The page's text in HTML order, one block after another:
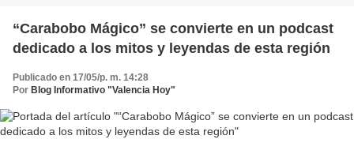
“Carabobo Mágico” se convierte en un podcast
dedicado a los mitos y leyendas de esta región
Publicado en 17/05/p. m. 14:28
Por Blog Informativo "Valencia Hoy"